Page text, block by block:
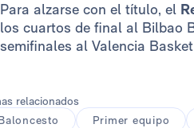
Para alzarse con el título, el
los cuartos de final al Bilbao
semifinales al Valencia
relacionados
Primer equipo